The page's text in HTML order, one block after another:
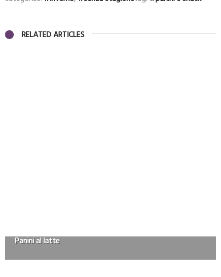
RELATED ARTICLES
Panini al latte